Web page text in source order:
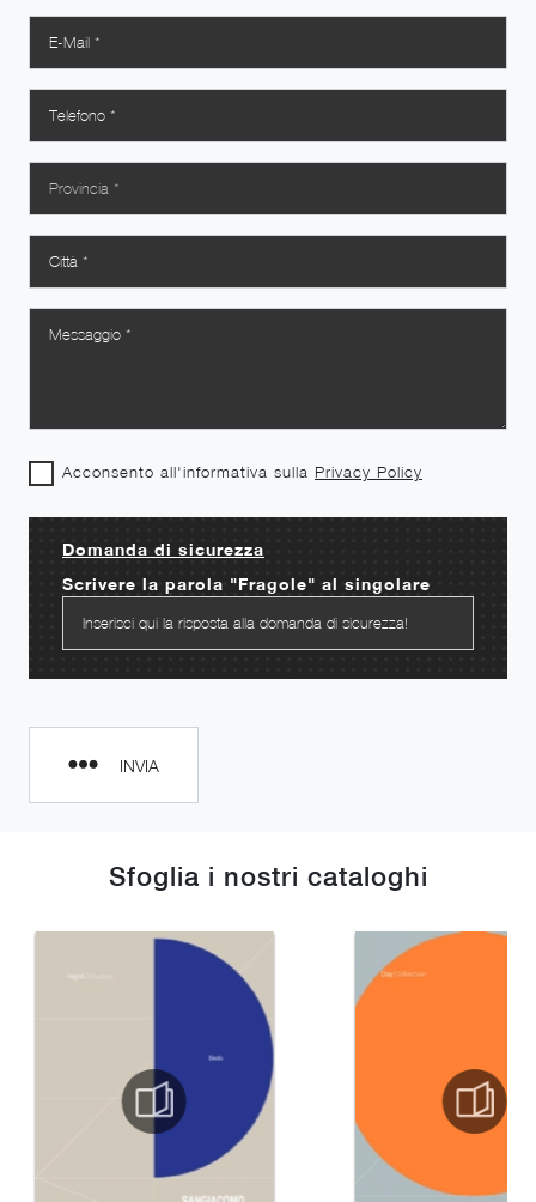
Sfoglia i nostri cataloghi
Acconsento all'informativa sulla Privacy Policy
Domanda di sicurezza
Scrivere la parola "Fragole" al singolare
INVIA